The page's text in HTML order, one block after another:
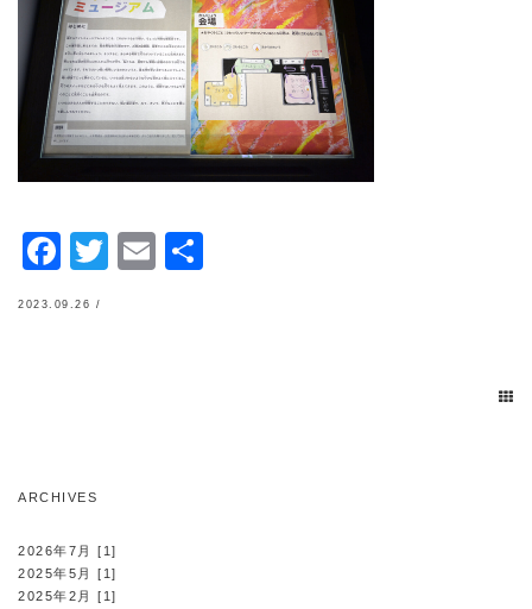
Facebook
Twitter
Email
2023.09.26 /
ARCHIVES
2026年7月 [1]
2025年5月 [1]
2025年2月 [1]